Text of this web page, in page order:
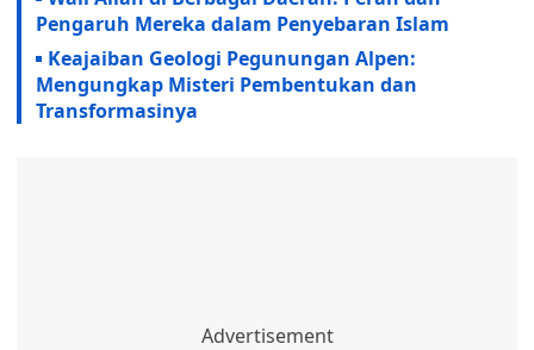
Pengaruh Mereka dalam Penyebaran Islam
Keajaiban Geologi Pegunungan Alpen:
Mengungkap Misteri Pembentukan dan
Transformasinya